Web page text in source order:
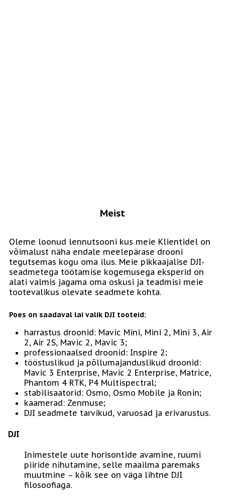
Meist
Oleme loonud lennutsooni kus meie Klientidel on
võimalust näha endale meelepärase drooni
tegutsemas kogu oma ilus. Meie pikkaajalise DJI-
seadmetega töötamise kogemusega eksperid on
alati valmis jagama oma oskusi ja teadmisi meie
tootevalikus olevate seadmete kohta.
Poes on saadaval lai valik DJI tooteid:
harrastus droonid: Mavic Mini, Mini 2, Mini 3, Air
2, Air 2S, Mavic 2, Mavic 3;
professionaalsed droonid: Inspire 2;
tööstuslikud ja põllumajanduslikud droonid:
Mavic 3 Enterprise, Mavic 2 Enterprise, Matrice,
Phantom 4 RTK, P4 Multispectral;
stabilisaatorid: Osmo, Osmo Mobile ja Ronin;
kaamerad: Zenmuse;
DJI seadmete tarvikud, varuosad ja erivarustus.
DJI
Inimestele uute horisontide avamine, ruumi
piiride nihutamine, selle maailma paremaks
muutmine – kõik see on väga lihtne DJI
filosoofiaga.